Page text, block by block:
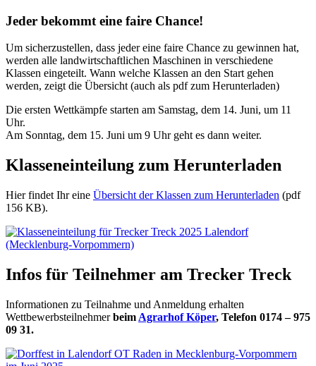
Jeder bekommt eine faire Chance!
Um sicherzustellen, dass jeder eine faire Chance zu gewinnen hat,
werden alle landwirtschaftlichen Maschinen in verschiedene
Klassen eingeteilt. Wann welche Klassen an den Start gehen
werden, zeigt die Übersicht (auch als pdf zum Herunterladen)
Die ersten Wettkämpfe starten am Samstag, dem 14. Juni, um 11
Uhr.
Am Sonntag, dem 15. Juni um 9 Uhr geht es dann weiter.
Klasseneinteilung zum Herunterladen
Hier findet Ihr eine Übersicht der Klassen zum Herunterladen (pdf
156 KB).
Infos für Teilnehmer am Trecker Treck
Informationen zu Teilnahme und Anmeldung erhalten
Wettbewerbsteilnehmerbeim Agrarhof Köper, Telefon 0174 – 975
09 31.